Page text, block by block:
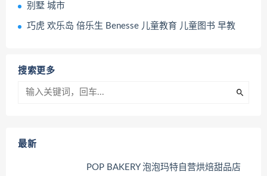
别墅 城市
巧虎 欢乐岛 倍乐生 Benesse 儿童教育 儿童图书 早教
搜索更多
最新
POP BAKERY 泡泡玛特自营烘焙甜品店